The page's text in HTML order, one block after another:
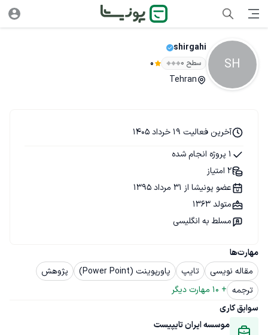
SH
shirgahi
سطح ۰ 0
Tehran
مهارت‌ها
مقاله نویسی
تایپ پاورپوینت (Power Point)
پژوهش
ترجمه +
10 مهارت دیگر
سوابق کاری
موسسه ایران تایپیست
آخرین فعالیت 19 خرداد 1405
1 پروژه انجام شده
2 امتیاز
عضو پونیشا از 31 مرداد 1395
متولد 1363
مسلط به انگلیسی